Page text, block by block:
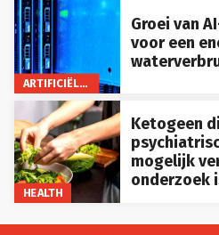
ARTIFICIËLE INTELLIGENTIE
Groei van
voor een
HEALTH
Ketogeen
mogelijk
onderzoek